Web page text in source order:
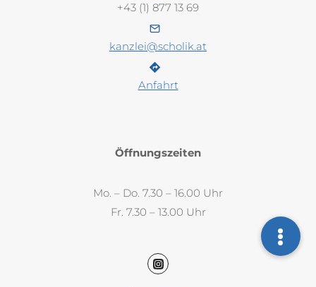
+43 (1) 877 13 69
kanzlei@scholik.at
Anfahrt
Öffnungszeiten
Mo. – Do. 7.30 – 16.00 Uhr
Fr. 7.30 – 13.00 Uhr